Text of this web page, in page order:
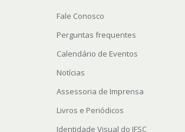
Fale Conosco
Perguntas frequentes
Calendário de Eventos
Notícias
Assessoria de Imprensa
Livros e Periódicos
Identidade Visual do IFSC